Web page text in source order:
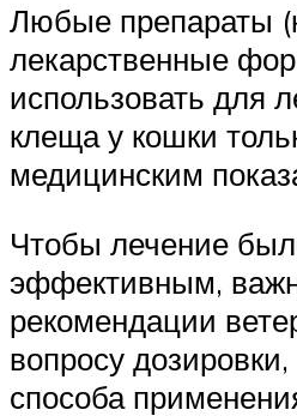
Любые препараты
лекарственные
использовать для
клеща у кошки
медицинским
Чтобы лечение
эффективным,
рекомендации
вопросу
способа